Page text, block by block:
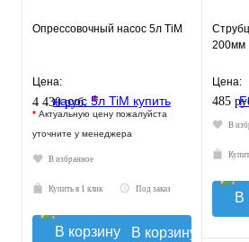
Опрессовочный насос 5л TiM
Цена:
4 430 руб. *
* Актуальную цену пожалуйста
уточните у менеджера
В избранное
Купить в 1 клик Под заказ
В корзину
200мм
Цена:
485
В